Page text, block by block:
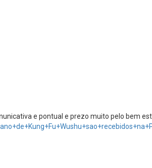
e pontual e prezo muito pelo bem